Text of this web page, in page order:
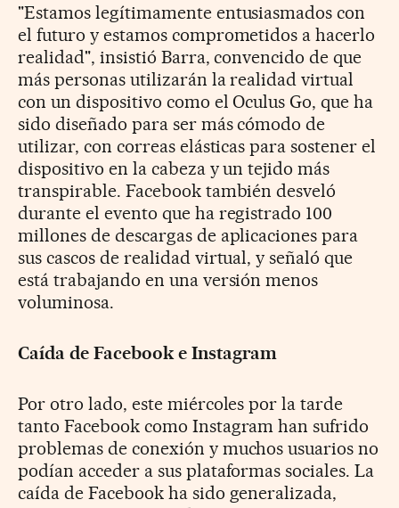
"Estamos legítimamente entusiasmados con
el futuro y estamos comprometidos a hacerlo
realidad", insistió Barra, convencido de que
más personas utilizarán la realidad virtual
con un dispositivo como el Oculus Go, que ha
sido diseñado para ser más cómodo de
utilizar, con correas elásticas para sostener el
dispositivo en la cabeza y un tejido más
transpirable. Facebook también desveló
durante el evento que ha registrado 100
millones de descargas de aplicaciones para
sus cascos de realidad virtual, y señaló que
está trabajando en una versión menos
voluminosa.
Caída de Facebook e Instagram
Por otro lado, este miércoles por la tarde
tanto Facebook como Instagram han sufrido
problemas de conexión y muchos usuarios no
podían acceder a sus plataformas sociales.La
caída de Facebook ha sido generalizada,